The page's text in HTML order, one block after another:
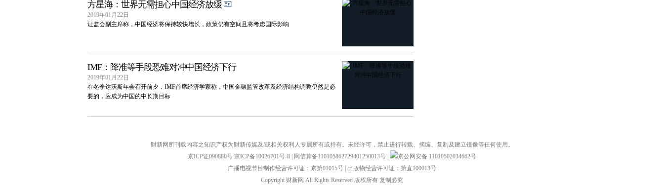
方星海：世界无需担心中国经济放缓
2019年01月22日
证监会副主席称，中国经济将保持较快增长，政策仍有空间且将考虑国际影响
IMF：降准等手段恐难对冲中国经济下行
2019年01月22日
在冬季达沃斯年会召开前夕，IMF首席经济学家称，中国金融监管改革及经济结构调整仍然是必
要的，应成为中国的中长期目标
财新网所刊载内容之知识产权为财新传媒及/或相关权利人专属所有或持有。未经许可，禁止进行转载、摘编、复制及建立镜像等任何使用。
京ICP证090880号 京ICP备10026701号-8 网信算备110105862729401250013号
京公网安备 11010502034662号
广播电视节目制作经营许可证：京第01015号 出版物经营许可证：第直100013号
Copyright 财新网 All Rights Reserved 版权所有 复制必究